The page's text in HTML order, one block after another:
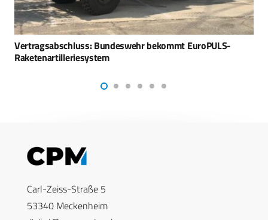
cpm auf der Paris Air Show
Carl-Zeiss-Straße 5
53340 Meckenheim